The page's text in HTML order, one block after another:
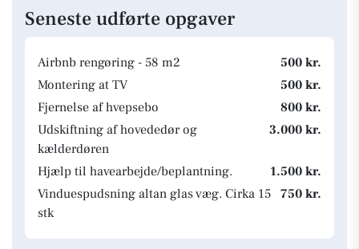
Seneste udførte opgaver
Airbnb rengøring - 58 m2
500 kr.
Montering at TV
500 kr.
Fjernelse af hvepsebo
800 kr.
Udskiftning af hovededør og
kælderdøren
3.000 kr.
Hjælp til havearbejde/beplantning.
1.500 kr.
Vinduespudsning altan glas væg. Cirka 15
stk
750 kr.